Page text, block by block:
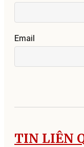
Email
TIN LIÊN